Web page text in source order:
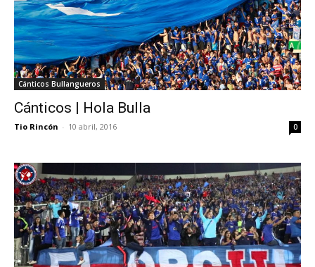
Cánticos Bullangueros
Cánticos | Hola Bulla
Tio Rincón - 10 abril, 2016 0